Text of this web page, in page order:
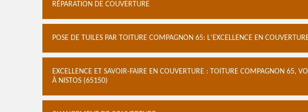
RÉPARATION DE COUVERTURE
POSE DE TUILES PAR TOITURE COMPAGNON 65: L'EXCELLENCE EN
EXCELLENCE ET SAVOIR-FAIRE EN COUVERTURE : TOITURE COMPAGNON 65,
À NISTOS (65150)